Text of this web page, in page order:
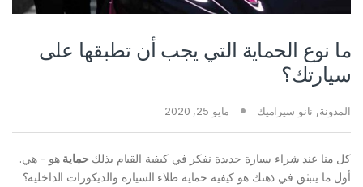
ما نوع الحماية التي يجب أن تطبقها على
سيارتك؟
المدونة, نانو سيراميك مايو 25, 2020
كل منا عند شراء سيارة جديدة نفكر في كيفية القيام بذلك حماية هو - هي.
أول ما ينبثق في ذهنك هو كيفية حماية طلاء السيارة والديكورات الداخلية؟